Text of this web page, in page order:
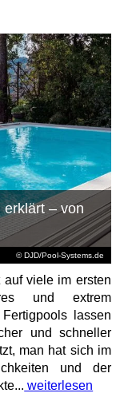
© DJD/Pool-Systems.de
erklärt – von
viele im ersten
und extrem
lassen
und schneller
man hat sich im
und der
weiterlesen